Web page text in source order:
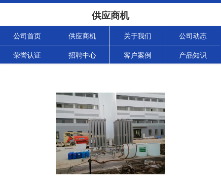
供应商机
公司首页 供应商机 关于我们 公司动态
荣誉认证 招聘中心 客户案例 产品知识